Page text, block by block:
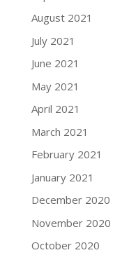
August 2021
July 2021
June 2021
May 2021
April 2021
March 2021
February 2021
January 2021
December 2020
November 2020
October 2020